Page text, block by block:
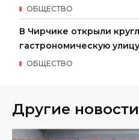
ОБЩЕСТВО
В Чирчике открыли
гастрономическую улицу
ОБЩЕСТВО
Другие новости